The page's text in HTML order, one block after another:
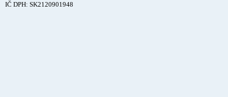
IČ DPH: SK2120901948